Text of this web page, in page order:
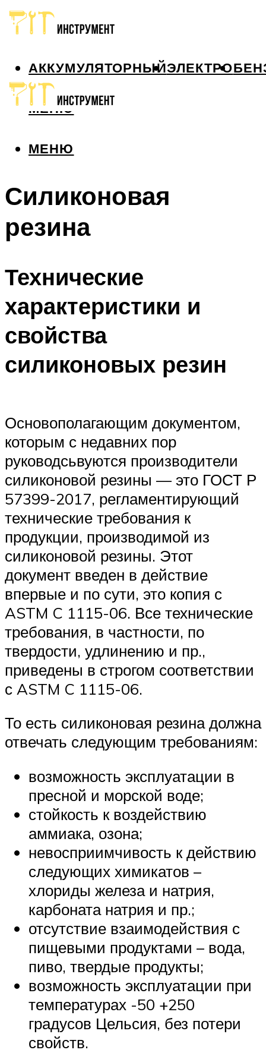
АККУМУЛЯТОРНЫЙЭЛЕКТРО
МЕНЮ
МЕНЮ
Силиконовая
резина
Технические
характеристики и
свойства
силиконовых резин
Основополагающим документом,
которым с недавних пор
руководсьвуются производители
силиконовой резины — это ГОСТ Р
57399-2017, регламентирующий
технические требования к
продукции, производимой из
силиконовой резины. Этот
документ введен в действие
впервые и по сути, это копия с
ASTM C 1115-06. Все технические
требования, в частности, по
твердости, удлинению и пр.,
приведены в строгом соответствии
с ASTM C 1115-06.
То есть силиконовая резина должна
отвечать следующим требованиям:
возможность эксплуатации в
пресной и морской воде;
стойкость к воздействию
аммиака, озона;
невосприимчивость к действию
следующих химикатов –
хлориды железа и натрия,
карбоната натрия и пр.;
отсутствие взаимодействия с
пищевыми продуктами – вода,
пиво, твердые продукты;
возможность эксплуатации при
температурах -50 +250
градусов Цельсия, без потери
свойств.